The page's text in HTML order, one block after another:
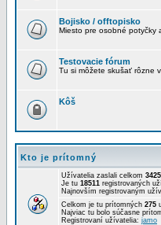
Bojisko / offtopisko
Miesto pre osobné potyčky
Testovacie fórum
Tu si môžete skušať rôzne
Kôš
Kto je prítomný
Užívatelia zaslali celkom
Je tu 18511 registrovaných
Najnovším registrovaným
Celkom je tu prítomných 275
Najviac tu bolo súčasne
Registrovaní užívatelia: jamo